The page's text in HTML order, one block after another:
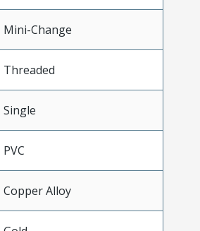
Mini-Change
Threaded
Single
PVC
Copper Alloy